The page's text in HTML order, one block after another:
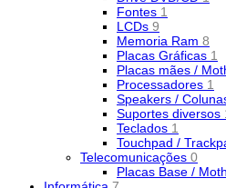
Fontes 1
LCDs 9
Memoria Ram 8
Placas Gráficas 1
Placas mães /
Processadores 1
Speakers /
Suportes diversos
Teclados 1
Touchpad /
Telecomunicações 0
Placas Base /